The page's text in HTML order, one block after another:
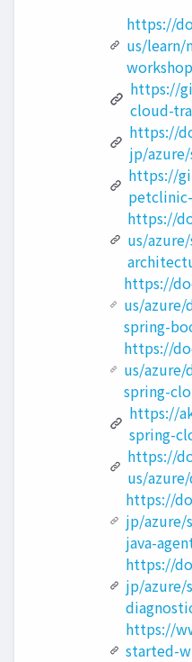
https://
us/learn/
https://
cloud-
https://
jp/
https://
https://
us/
https://
us/
spring-
https://
us/
spring-
https://
spring-
https://
us/
https://
jp/azure/
java-
https://
jp/azure/
https://
started-